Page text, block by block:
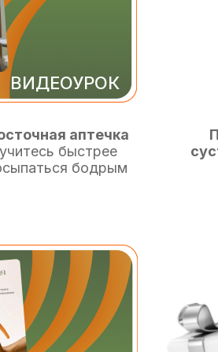
аптечка
быстрее
бодрым
ВИДЕОУРОК